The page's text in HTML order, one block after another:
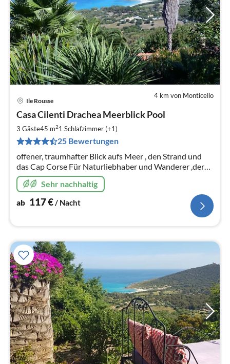
4 km von Monticello
Ile Rousse
Casa Cilenti Drachea Meerblick Pool
3 Gäste45 m21 Schlafzimmer (+1)
25 Bewertungen
offener, traumhafter Blick aufs Meer , den Strand und
das Cap Corse Für Naturliebhaber und Wanderer ,der
Garten mit insgesamt qm, ein kleines Paradies erwartet
Sie
Sehr nachhaltig
ab 117€/ Nacht